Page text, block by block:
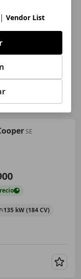
SE
135 kW (184 CV)
| Vendor List